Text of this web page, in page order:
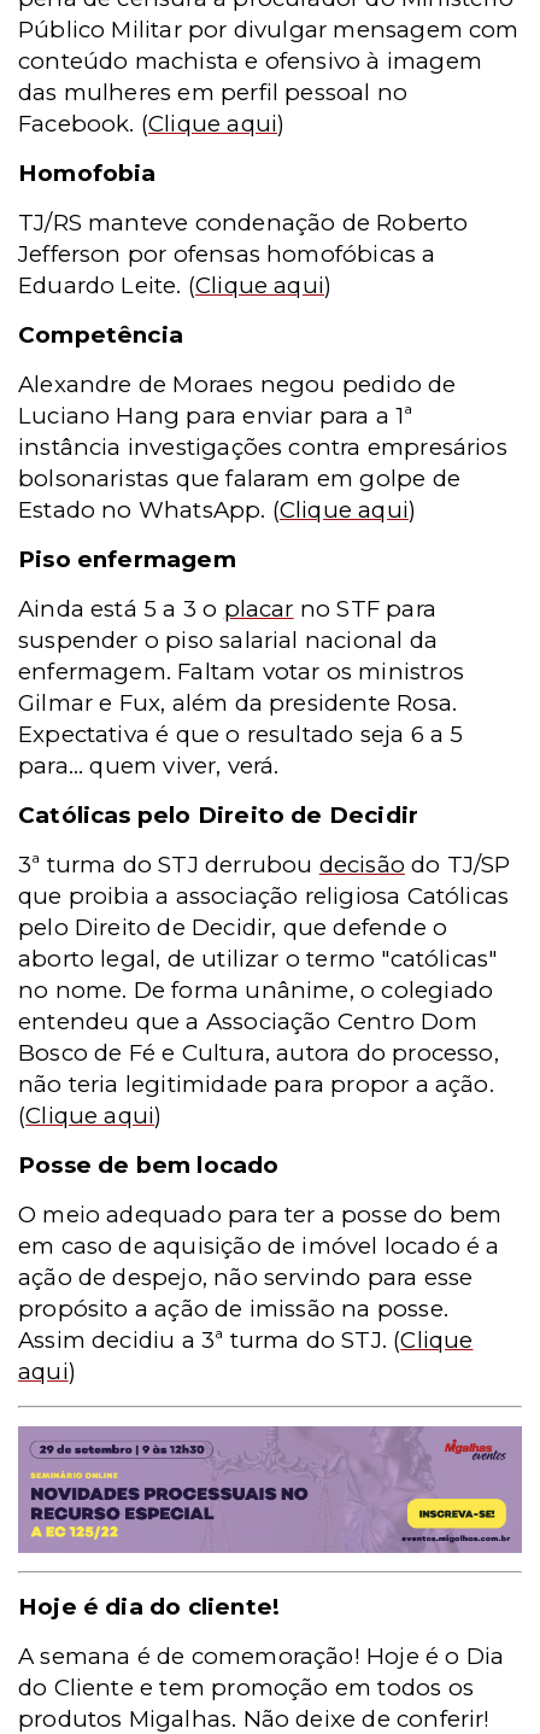
Público Militar por divulgar mensagem com
conteúdo machista e ofensivo à imagem
das mulheres em perfil pessoal no
Facebook. (Clique aqui)
Homofobia
TJ/RS manteve condenação de Roberto
Jefferson por ofensas homofóbicas a
Eduardo Leite. (Clique aqui)
Competência
Alexandre de Moraes negou pedido de
Luciano Hang para enviar para a 1ª
instância investigações contra empresários
bolsonaristas que falaram em golpe de
Estado no WhatsApp. (Clique aqui)
Piso enfermagem
Ainda está 5 a 3 o placar no STF para
suspender o piso salarial nacional da
enfermagem. Faltam votar os ministros
Gilmar e Fux, além da presidente Rosa.
Expectativa é que o resultado seja 6 a 5
para... quem viver, verá.
Católicas pelo Direito de Decidir
3ª turma do STJ derrubou decisão do TJ/SP
que proibia a associação religiosa Católicas
pelo Direito de Decidir, que defende o
aborto legal, de utilizar o termo "católicas"
no nome. De forma unânime, o colegiado
entendeu que a Associação Centro Dom
Bosco de Fé e Cultura, autora do processo,
não teria legitimidade para propor a ação.
(Clique aqui)
Posse de bem locado
O meio adequado para ter a posse do bem
em caso de aquisição de imóvel locado é a
ação de despejo, não servindo para esse
propósito a ação de imissão na posse.
Assim decidiu a 3ª turma do STJ. (Clique
aqui)
Hoje é dia do cliente!
A semana é de comemoração! Hoje é o Dia
do Cliente e tem promoção em todos os
produtos Migalhas. Não deixe de conferir!